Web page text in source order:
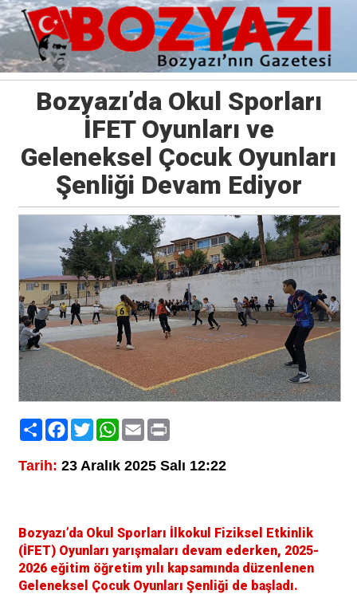
Bozyazı’da Okul Sporları
İFET Oyunları ve
Geleneksel Çocuk Oyunları
Şenliği Devam Ediyor
PaylaşFacebook
TwitterWhatsApp
EmailPrint
Tarih: 23 Aralık 2025 Salı 12:22
Bozyazı’da Okul Sporları İlkokul Fiziksel Etkinlik
(İFET) Oyunları yarışmaları devam ederken, 2025-
2026 eğitim öğretim yılı kapsamında düzenlenen
Geleneksel Çocuk Oyunları Şenliği de başladı.